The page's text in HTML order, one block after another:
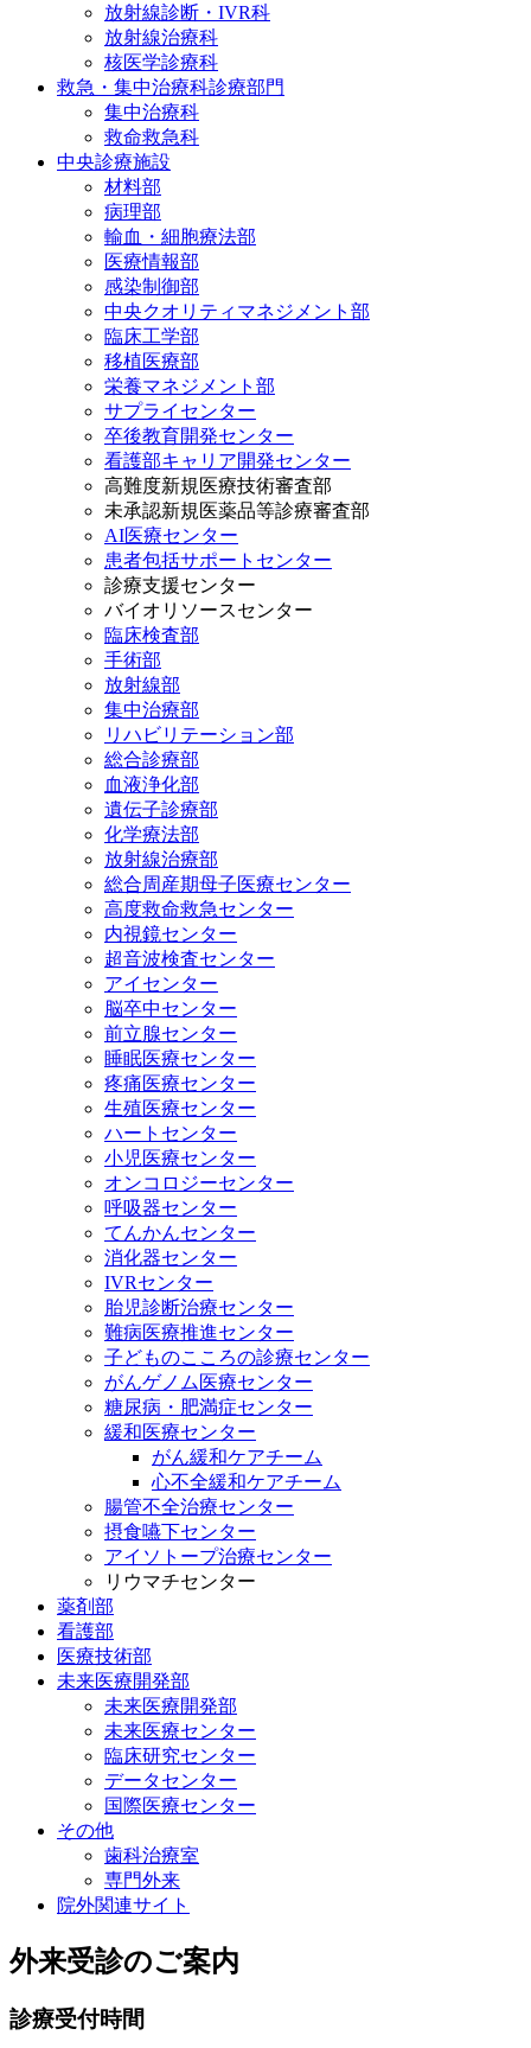
放射線診断・IVR科
放射線治療科
核医学診療科
救急・集中治療科診療部門
集中治療科
救命救急科
中央診療施設
材料部
病理部
輸血・細胞療法部
医療情報部
感染制御部
中央クオリティマネジメント部
臨床工学部
移植医療部
栄養マネジメント部
サプライセンター
卒後教育開発センター
看護部キャリア開発センター
高難度新規医療技術審査部
未承認新規医薬品等診療審査部
AI医療センター
患者包括サポートセンター
診療支援センター
バイオリソースセンター
臨床検査部
手術部
放射線部
集中治療部
リハビリテーション部
総合診療部
血液浄化部
遺伝子診療部
化学療法部
放射線治療部
総合周産期母子医療センター
高度救命救急センター
内視鏡センター
超音波検査センター
アイセンター
脳卒中センター
前立腺センター
睡眠医療センター
疼痛医療センター
生殖医療センター
ハートセンター
小児医療センター
オンコロジーセンター
呼吸器センター
てんかんセンター
消化器センター
IVRセンター
胎児診断治療センター
難病医療推進センター
子どものこころの診療センター
がんゲノム医療センター
糖尿病・肥満症センター
緩和医療センター
がん緩和ケアチーム
心不全緩和ケアチーム
腸管不全治療センター
摂食嚥下センター
アイソトープ治療センター
リウマチセンター
薬剤部
看護部
医療技術部
未来医療開発部
未来医療開発部
未来医療センター
臨床研究センター
データセンター
国際医療センター
その他
歯科治療室
専門外来
院外関連サイト
外来受診のご案内
診療受付時間